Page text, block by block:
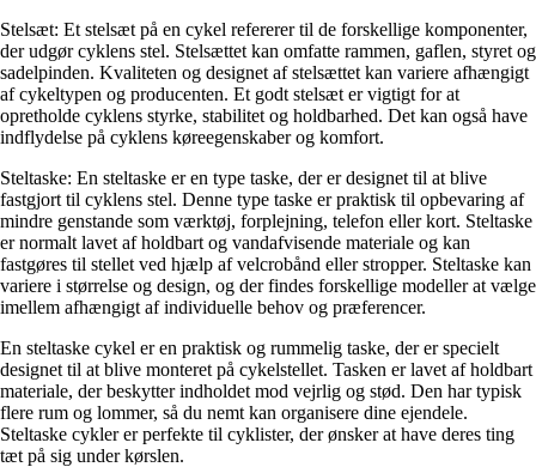
Stelsæt: Et stelsæt på en cykel refererer til de forskellige komponenter,
der udgør cyklens stel. Stelsættet kan omfatte rammen, gaflen, styret og
sadelpinden. Kvaliteten og designet af stelsættet kan variere afhængigt
af cykeltypen og producenten. Et godt stelsæt er vigtigt for at
opretholde cyklens styrke, stabilitet og holdbarhed. Det kan også have
indflydelse på cyklens køreegenskaber og komfort.
Steltaske: En steltaske er en type taske, der er designet til at blive
fastgjort til cyklens stel. Denne type taske er praktisk til opbevaring af
mindre genstande som værktøj, forplejning, telefon eller kort. Steltaske
er normalt lavet af holdbart og vandafvisende materiale og kan
fastgøres til stellet ved hjælp af velcrobånd eller stropper. Steltaske kan
variere i størrelse og design, og der findes forskellige modeller at vælge
imellem afhængigt af individuelle behov og præferencer.
En steltaske cykel er en praktisk og rummelig taske, der er specielt
designet til at blive monteret på cykelstellet. Tasken er lavet af holdbart
materiale, der beskytter indholdet mod vejrlig og stød. Den har typisk
flere rum og lommer, så du nemt kan organisere dine ejendele.
Steltaske cykler er perfekte til cyklister, der ønsker at have deres ting
tæt på sig under kørslen.